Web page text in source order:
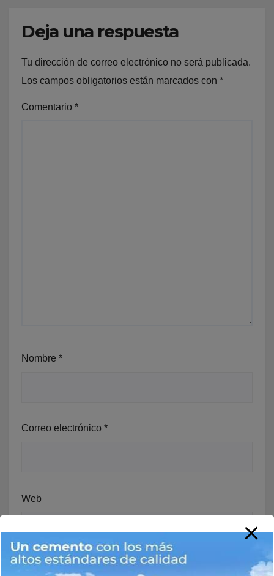
Deja una respuesta
Tu dirección de correo electrónico no será publicada.
Los campos obligatorios están marcados con *
Comentario *
Nombre *
Correo electrónico *
Web